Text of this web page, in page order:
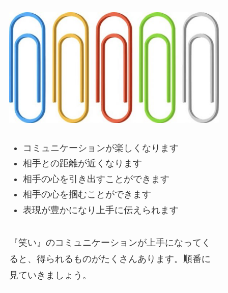
コミュニケーションが楽しくなります
相手との距離が近くなります
相手の心を引き出すことができます
相手の心を掴むことができます
表現が豊かになり上手に伝えられます
『笑い』のコミュニケーションが上手になってく
ると、得られるものがたくさんあります。順番に
見ていきましょう。